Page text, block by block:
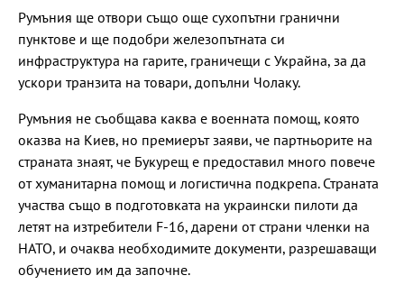
Румъния ще отвори също още сухопътни гранични
пунктове и ще подобри железопътната си
инфраструктура на гарите, граничещи с Украйна, за да
ускори транзита на товари, допълни Чолаку.
Румъния не съобщава каква е военната помощ, която
оказва на Киев, но премиерът заяви, че партньорите на
страната знаят, че Букурещ е предоставил много повече
от хуманитарна помощ и логистична подкрепа. Страната
участва също в подготовката на украински пилоти да
летят на изтребители F-16, дарени от страни членки на
НАТО, и очаква необходимите документи, разрешаващи
обучението им да започне.